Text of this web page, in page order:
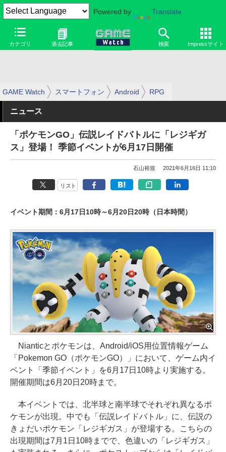
Powered by Translate
カテゴリ 過去記事 検索 Impressサイト
GAME Watch スマートフォン Android RPG
ニュース
「ポケモンGO」伝説レイドバトルに「レジギガ
ス」登場！ 季節イベントが6月17日開催
石山裕規 2021年6月16日 11:10
リスト
イベント期間：6月17日10時～6月20日20時（日本時間）
Nianticとポケモンは、Android/iOS用位置情報ゲーム
「Pokemon GO（ポケモンGO）」において、ゲーム内イ
ベント「季節イベント」を6月17日10時より実施する。
開催期間は6月20日20時まで。
本イベントでは、北半球と南半球でそれぞれ異なるポ
ケモンが出現。中でも「伝説レイドバトル」に、伝説の
きょだいポケモン「レジギガス」が登場する。こちらの
出現期間は7月1日10時までで、色違いの「レジギガス」